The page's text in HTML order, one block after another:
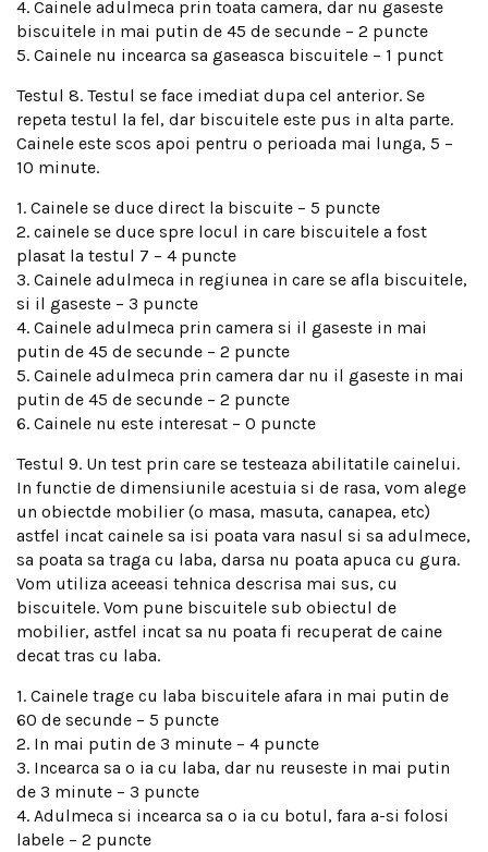
4. Cainele adulmeca prin toata camera, dar nu gaseste
biscuitele in mai putin de 45 de secunde – 2 puncte
5. Cainele nu incearca sa gaseasca biscuitele – 1 punct
Testul 8. Testul se face imediat dupa cel anterior. Se
repeta testul la fel, dar biscuitele este pus in alta parte.
Cainele este scos apoi pentru o perioada mai lunga, 5 –
10 minute.
1. Cainele se duce direct la biscuite – 5 puncte
2. cainele se duce spre locul in care biscuitele a fost
plasat la testul 7 – 4 puncte
3. Cainele adulmeca in regiunea in care se afla biscuitele,
si il gaseste – 3 puncte
4. Cainele adulmeca prin camera si il gaseste in mai
putin de 45 de secunde – 2 puncte
5. Cainele adulmeca prin camera dar nu il gaseste in mai
putin de 45 de secunde – 2 puncte
6. Cainele nu este interesat – 0 puncte
Testul 9. Un test prin care se testeaza abilitatile cainelui.
In functie de dimensiunile acestuia si de rasa, vom alege
un obiectde mobilier (o masa, masuta, canapea, etc)
astfel incat cainele sa isi poata vara nasul si sa adulmece,
sa poata sa traga cu laba, darsa nu poata apuca cu gura.
Vom utiliza aceeasi tehnica descrisa mai sus, cu
biscuitele. Vom pune biscuitele sub obiectul de
mobilier, astfel incat sa nu poata fi recuperat de caine
decat tras cu laba.
1. Cainele trage cu laba biscuitele afara in mai putin de
60 de secunde – 5 puncte
2. In mai putin de 3 minute – 4 puncte
3. Incearca sa o ia cu laba, dar nu reuseste in mai putin
de 3 minute – 3 puncte
4. Adulmeca si incearca sa o ia cu botul, fara a-si folosi
labele – 2 puncte